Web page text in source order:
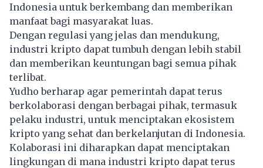
Indonesia untuk berkembang dan memberikan
manfaat bagi masyarakat luas.
Dengan regulasi yang jelas dan mendukung,
industri kripto dapat tumbuh dengan lebih stabil
dan memberikan keuntungan bagi semua pihak
terlibat.
Yudho berharap agar pemerintah dapat terus
berkolaborasi dengan berbagai pihak, termasuk
pelaku industri, untuk menciptakan ekosistem
kripto yang sehat dan berkelanjutan di Indonesia.
Kolaborasi ini diharapkan dapat menciptakan
lingkungan di mana industri kripto dapat terus